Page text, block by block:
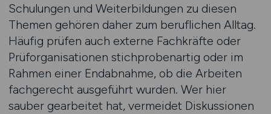
Schulungen und Weiterbildungen zu diesen
Themen gehören daher zum beruflichen Alltag.
Häufig prüfen auch externe Fachkräfte oder
Prüforganisationen stichprobenartig oder im
Rahmen einer Endabnahme, ob die Arbeiten
fachgerecht ausgeführt wurden. Wer hier
sauber gearbeitet hat, vermeidet Diskussionen